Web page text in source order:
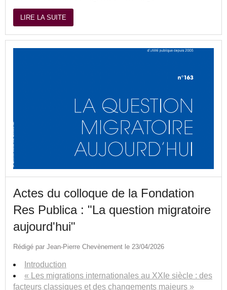
LIRE LA SUITE
Actes du colloque de la Fondation
Res Publica : "La question migratoire
aujourd'hui"
Rédigé par Jean-Pierre Chevènement le 23/04/2026
Introduction
« Les migrations internationales au XXIe siècle : des
facteurs classiques et des changements majeurs »